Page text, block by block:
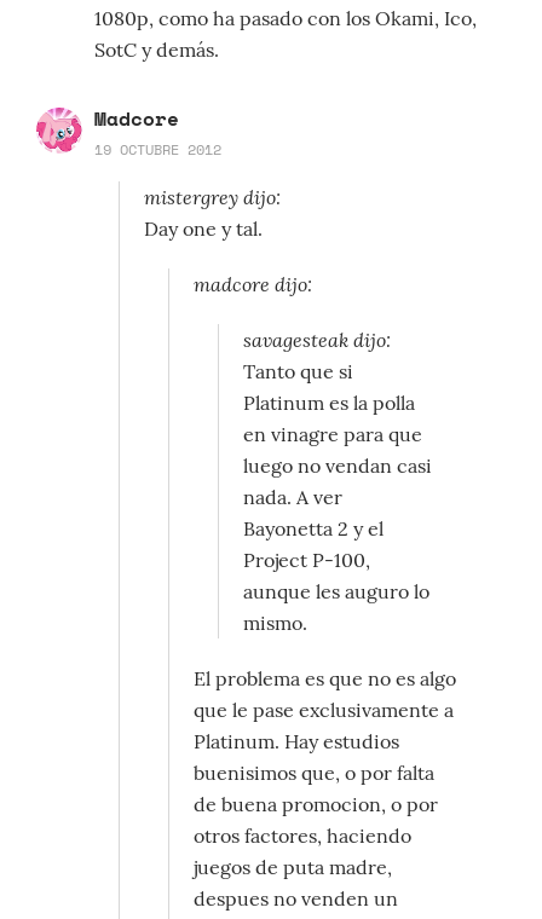
1080p, como ha pasado con los Okami, Ico,
SotC y demás.
Madcore
19 OCTUBRE 2012
mistergrey dijo:
Day one y tal.
madcore dijo:
savagesteak dijo:
Tanto que si
Platinum es la polla
en vinagre para que
luego no vendan casi
nada. A ver
Bayonetta 2 y el
Project P-100,
aunque les auguro lo
mismo.
El problema es que no es algo
que le pase exclusivamente a
Platinum. Hay estudios
buenisimos que, o por falta
de buena promocion, o por
otros factores, haciendo
juegos de puta madre,
despues no venden un